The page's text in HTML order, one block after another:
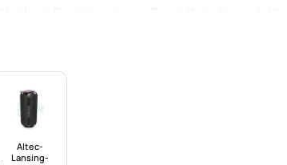
Altec-
Lansing-